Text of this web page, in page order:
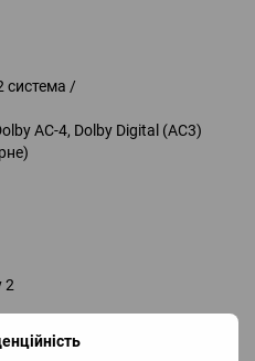
система /
AC-4, Dolby Digital (AC3)
2